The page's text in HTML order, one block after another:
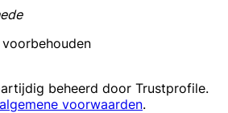
beheerd door Trustprofile.
algemene voorwaarden.